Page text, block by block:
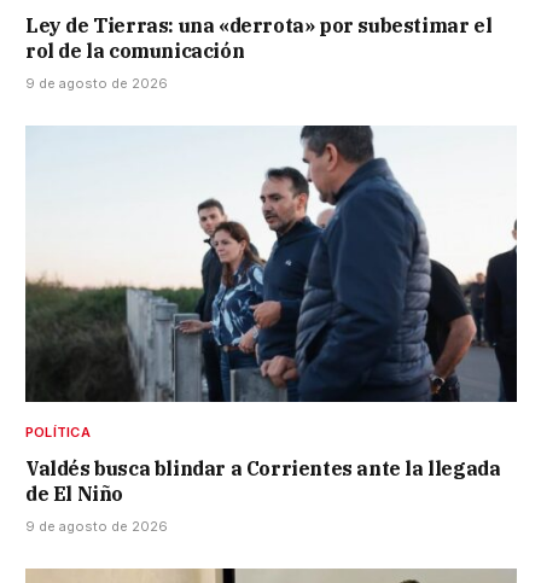
Ley de Tierras: una «derrota» por subestimar el
rol de la comunicación
9 de agosto de 2026
POLÍTICA
Valdés busca blindar a Corrientes ante la llegada
de El Niño
9 de agosto de 2026